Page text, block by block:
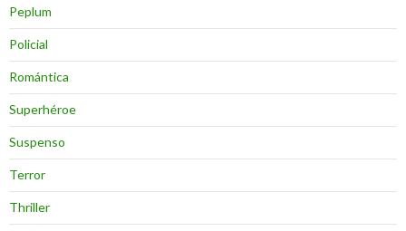
Peplum
Policial
Romántica
Superhéroe
Suspenso
Terror
Thriller